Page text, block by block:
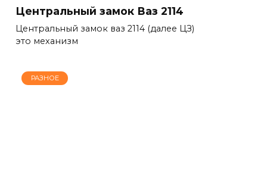
Центральный замок Ваз 2114
Центральный замок ваз 2114 (далее ЦЗ)
это механизм
РАЗНОЕ